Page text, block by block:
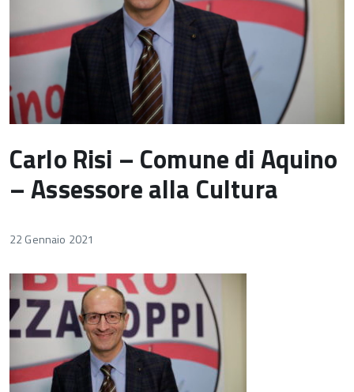
Carlo Risi – Comune di Aquino
– Assessore alla Cultura
22 Gennaio 2021